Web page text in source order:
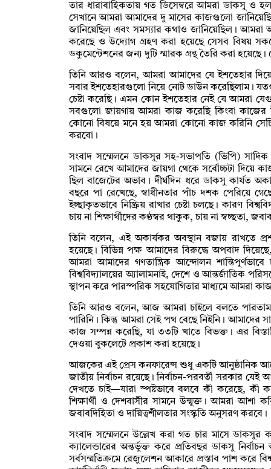
তার ধারাবাহিকতায় গত ডিসেম্বরে আমরা ডাকসু ও
সেখানে আমরা আমাদের দু মাসের কাজগুলো
জানিয়েছিল এবং সমস্যার কথাও জানিয়েছিল। আমরা
করেছে ও উদ্যোগ গ্রহণ করা হয়েছে সেসব বিষয়
ডকুমেন্টেশনের জন্য দুটি স্মারক গ্রন্থ তৈরি করা
তিনি আরও বলেন, আমরা আমাদের যে ইশতেহার
সবার ইশতেহারগুলো নিয়ে নোট ডাউন করেছিলাম।
চেষ্টা করেছি। এমন কোন ইশতেহার নেই যে আমরা
সবগুলো জায়গায় আমরা কাজ করেছি কিংবা কাজের
কোনো বিষয়ে মনে হয় আমরা কোনো কাজ করিনি
করবো।
সংবাদ সম্মেলনে ডাকসুর সহ-সভাপতি (ভিপি)
সামনে রেখে আমাদের জায়গা থেকে সর্বোচ্চটা দিয়ে
ছিল বাজেটের অভাব। দীর্ঘদিন ধরে ডাকসু কার্যত
বছরে পা রেখেছে, স্বাধীনতার পাঁচ দশক পেরিয়ে গেছে;
ইচ্ছাকৃতভাবে নিষ্ক্রিয় রাখার চেষ্টা চলছে। কারণ
চায় না শিক্ষার্থীদের কণ্ঠস্বর থাকুক, চায় না স্বচ্ছতা,
তিনি বলেন, এই অকার্যকর অবস্থান বজায় রাখতে
হয়েছে। বিভিন্ন পক্ষ আমাদের বিরুদ্ধে অপবাদ
আমরা আমাদের গণতান্ত্রিক আন্দোলন
বিশ্ববিদ্যালয়ের অ্যালামনাই, দেশে ও আন্তর্জাতিক
স্থাপন করে পারস্পরিক সহযোগিতার মাধ্যমে আমরা কাজ
তিনি আরও বলেন, আজ আমরা চাইলে বলতে পারতাম
পারিনি। কিন্তু আমরা সেই পথ বেছে নিইনি। আমাদের
কাজ সম্পন্ন করেছি, যা ৩৩টি খাতে বিভক্ত। এর
দেওয়া বুকলেটে প্রকাশ করা হয়েছে।
আজকের এই প্রেস কনফারেন্স শুধু একটি আনুষ্ঠানিক
জাতীয় নির্বাচন রয়েছে। নির্বাচন-পরবর্তী সরকার
দেখতে চাই—যারা স্পষ্টভাবে বলবে কী করেছে, কী
শিক্ষার্থী ও দেশবাসীর সামনে উন্মুক্ত। আমরা
জবাবদিহিতা ও দায়িত্বশীলতার সংস্কৃতি অনুসরণ করবে।
সংবাদ সম্মেলনে উল্লেখ করা গত চার মাসে ডাকসুর
ক্যালেন্ডারের অন্তর্ভুক্ত করে প্রতিবছর ডাকসু নির্বাচন
সর্বসম্মতিক্রমে রেজুলেশন আকারে প্রস্তাব পাশ করে